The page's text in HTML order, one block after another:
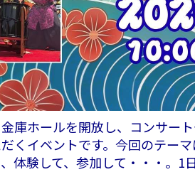
庫ホールを開放し、コンサー
くイベントです。今回のテ
体験して、参加して・・・。1